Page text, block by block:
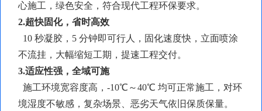
心施工，绿色安全，符合现代工程环保要求。
2.超快固化，省时高效
10 秒凝胶，5 分钟即可行人，固化速度快，立面喷涂
不流挂，大幅缩短工期，提速工程交付。
3.适应性强，全域可施
施工环境宽容度高， -10℃～40℃ 均可正常施工，对环
境湿度不敏感，复杂场景、恶劣天气依旧保质保量。